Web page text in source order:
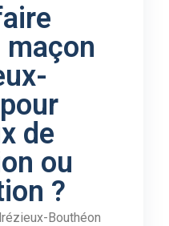
maçon
de
ou
?
Bouthéon